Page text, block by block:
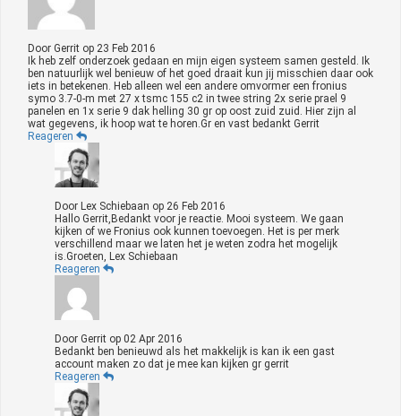
Door Gerrit op 23 Feb 2016
Ik heb zelf onderzoek gedaan en mijn eigen systeem samen gesteld. Ik
ben natuurlijk wel benieuw of het goed draait kun jij misschien daar ook
iets in betekenen. Heb alleen wel een andere omvormer een fronius
symo 3.7-0-m met 27 x tsmc 155 c2 in twee string 2x serie prael 9
panelen en 1x serie 9 dak helling 30 gr op oost zuid zuid. Hier zijn al
wat gegevens, ik hoop wat te horen.Gr en vast bedankt Gerrit
Reageren
Door Lex Schiebaan op 26 Feb 2016
Hallo Gerrit,Bedankt voor je reactie. Mooi systeem. We gaan
kijken of we Fronius ook kunnen toevoegen. Het is per merk
verschillend maar we laten het je weten zodra het mogelijk
is.Groeten, Lex Schiebaan
Reageren
Door Gerrit op 02 Apr 2016
Bedankt ben benieuwd als het makkelijk is kan ik een gast
account maken zo dat je mee kan kijken gr gerrit
Reageren